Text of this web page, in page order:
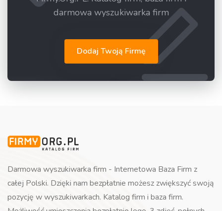
darmowa wyszukiwarka firm
Dodaj Twoją Firmę
Darmowa wyszukiwarka firm - Internetowa Baza Firm z
całej Polski. Dzięki nam bezpłatnie możesz zwiększyć swoją
pozycję w wyszukiwarkach. Katalog firm i baza firm.